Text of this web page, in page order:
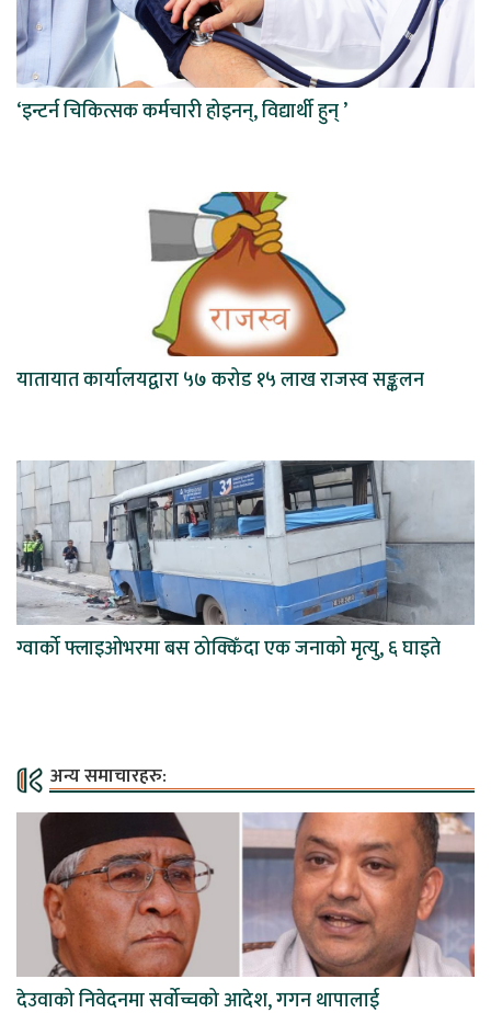
‘इन्टर्न चिकित्सक कर्मचारी होइनन्, विद्यार्थी हुन् ’
यातायात कार्यालयद्वारा ५७ करोड १५ लाख राजस्व सङ्कलन
ग्वार्को फ्लाइओभरमा बस ठोक्किँदा एक जनाको मृत्यु, ६ घाइते
अन्य समाचारहरु:
देउवाको निवेदनमा सर्वोच्चको आदेश, गगन थापालाई